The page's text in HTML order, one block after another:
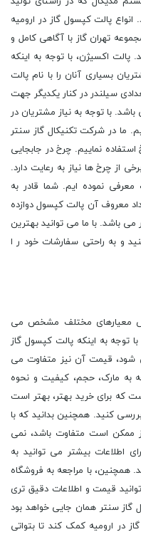
پالت کپسول گاز در ارومیه
تهران گاز با آگاهی کامل و
پالت اکسیژن، با توجه به اینکه
بسیاری آنان را با نام پالت
سیلندر در کنار یکدیگر جهت
با توجه به نیاز مشتریان در
ما در شرکت تکنیکال گاز سنتر
نماییم. چرخ در جابجایی
از چرخ ها نیاز به رعایت دارد.
نموده ایم. شما قادر به
معروف آن پالت کپسول دوازده
باشد. با ما می توانید بهترین
و به راحتی سفارشات خود ر ا
معیارهای مختلف مشخص می
توجه به اینکه پالت کپسول گاز
شود، قیمت آن نیز متفاوت می
به مارک، حجم، کیفیت و نحوه
که برای خرید بهتر، بهتر است
کنید. همچنین بدانید که با
ممکن است متفاوت باشد، نمی
اطلاعات بیشتر می توانید به
همچنین، با مراجعه به فروشگاه
قیمت و اطلاعات دقیق تری
گاز سنتر همان جایی خواهد بود
در ارومیه کمک کند تا بتواتی